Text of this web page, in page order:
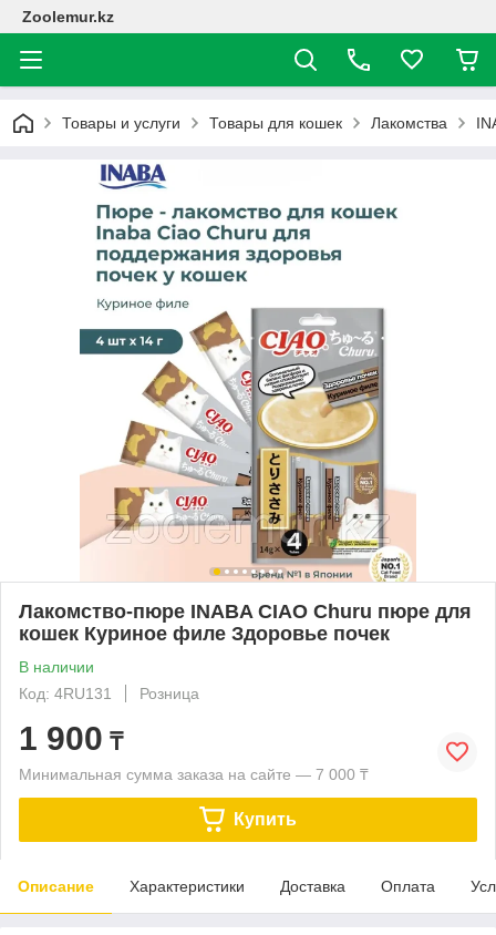
Zoolemur.kz
Товары и услуги Товары для кошек Лакомства
Лакомство-пюре INABA CIAO Churu пюре для
кошек Куриное филе Здоровье почек
В наличии
Код: 4RU131
Розница
1 900 ₸
Минимальная сумма заказа на сайте — 7 000 ₸
Купить
Описание Характеристики Доставка Оплата